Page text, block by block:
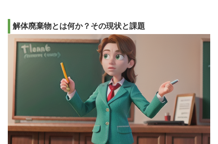
解体廃棄物とは何か？その現状と課題